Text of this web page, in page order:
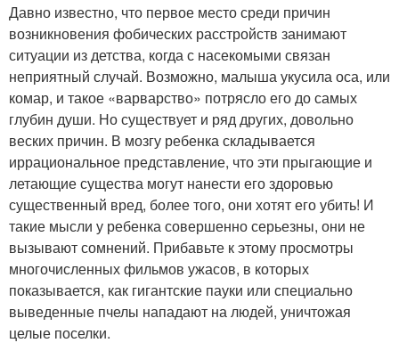
Давно известно, что первое место среди причин
возникновения фобических расстройств занимают
ситуации из детства, когда с насекомыми связан
неприятный случай. Возможно, малыша укусила оса, или
комар, и такое «варварство» потрясло его до самых
глубин души. Но существует и ряд других, довольно
веских причин. В мозгу ребенка складывается
иррациональное представление, что эти прыгающие и
летающие существа могут нанести его здоровью
существенный вред, более того, они хотят его убить! И
такие мысли у ребенка совершенно серьезны, они не
вызывают сомнений. Прибавьте к этому просмотры
многочисленных фильмов ужасов, в которых
показывается, как гигантские пауки или специально
выведенные пчелы нападают на людей, уничтожая
целые поселки.